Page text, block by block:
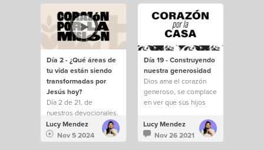
Día 2 - ¿Qué áreas de
tu vida están siendo
transformadas por
Jesús hoy?
Día 2 de 21, de
nuestros devocionales,
durante la temporada
de Corazón por la
Misión 2024.
Lucy Mendez
Nov 5 2024
Día 19 - Construyendo
nuestra generosidad
Dios ama el corazón
generoso, se complace
en ver que sus hijos
naturaleza.
Lucy Mendez
Nov 26 2021